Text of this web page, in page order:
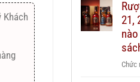
Khách
21,
Chức